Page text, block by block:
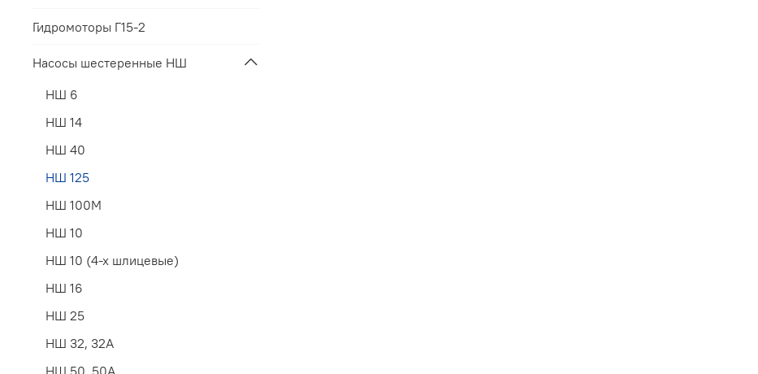
Гидромоторы Г15-2
Насосы шестеренные НШ
НШ 6
НШ 14
НШ 40
НШ 125
НШ 100М
НШ 10
НШ 10 (4-х шлицевые)
НШ 16
НШ 25
НШ 32, 32А
НШ 50, 50A